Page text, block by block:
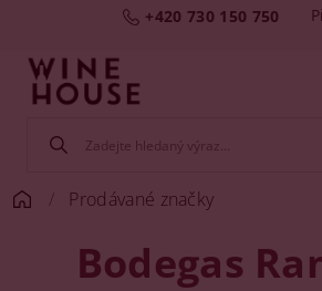
+420 730 150 750
Prodávané značky
Bodegas